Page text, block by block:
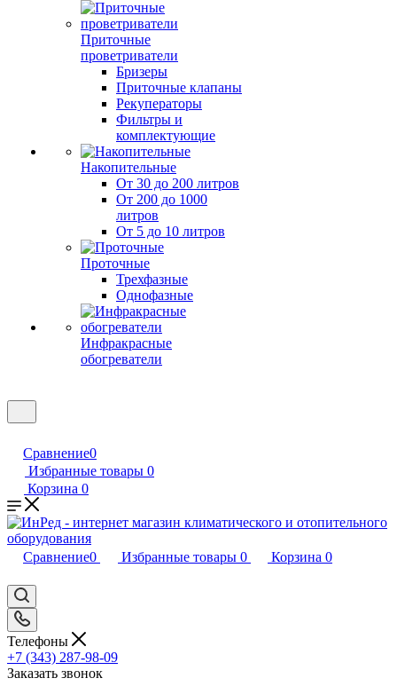
Приточные
проветриватели
Бризеры
Приточные клапаны
Рекуператоры
Фильтры и
комплектующие
Накопительные
От 30 до 200 литров
От 200 до 1000
литров
От 5 до 10 литров
Проточные
Трехфазные
Однофазные
Инфракрасные
обогреватели
Сравнение0
Избранные товары 0
Корзина 0
Сравнение0 Избранные товары 0 Корзина 0
Телефоны
+7 (343) 287-98-09
Заказать звонок